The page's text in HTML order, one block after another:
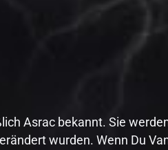
Asrac bekannt. Sie
wurden. Wenn Du